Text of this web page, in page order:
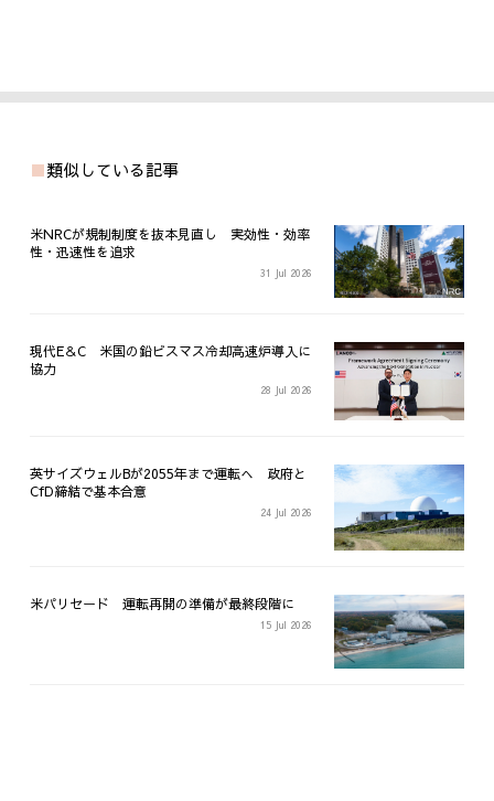
類似している記事
米NRCが規制制度を抜本見直し 実効性・効率
性・迅速性を追求
31 Jul 2026
現代E＆C 米国の鉛ビスマス冷却高速炉導入に
協力
28 Jul 2026
英サイズウェルBが2055年まで運転へ 政府と
CfD締結で基本合意
24 Jul 2026
米パリセード 運転再開の準備が最終段階に
15 Jul 2026